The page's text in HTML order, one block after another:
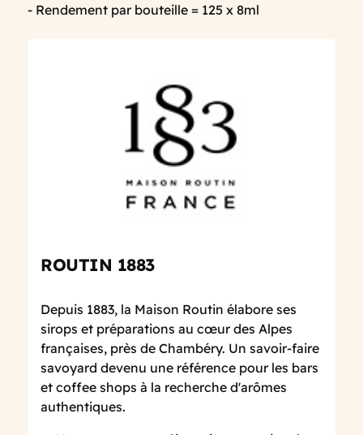
- Rendement par bouteille = 125 x 8ml
ROUTIN 1883
Depuis 1883, la Maison Routin élabore ses
sirops et préparations au cœur des Alpes
françaises, près de Chambéry. Un savoir-faire
savoyard devenu une référence pour les bars
et coffee shops à la recherche d'arômes
authentiques.